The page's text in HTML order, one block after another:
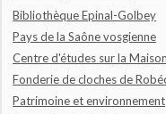
Bibliothèque Epinal-Golbey
Pays de la Saône vosgienne
Centre d'études sur la
Fonderie de cloches de
Patrimoine et environnement